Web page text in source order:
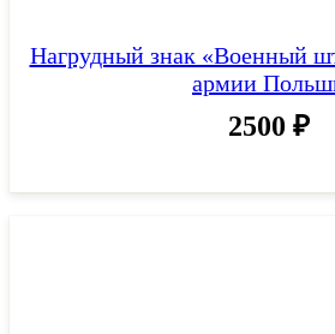
Нагрудный знак «Военный
армии
2500 ₽